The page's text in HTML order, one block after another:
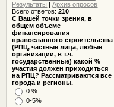
Результаты |Архив опросов
Всего ответов:210
С Вашей точки зрения, в
общем объеме
финансирования
православного строительства
(РПЦ, частные лица, любые
организации, в т.ч.
государственные) какой %
участия должен приходиться
на РПЦ? Рассматриваются все
города и регионы.
0 %
0-5%